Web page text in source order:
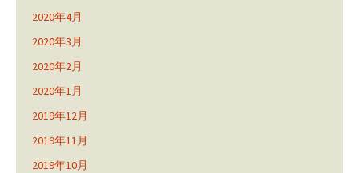
2020年4月
2020年3月
2020年2月
2020年1月
2019年12月
2019年11月
2019年10月